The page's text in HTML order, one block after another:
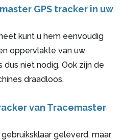
GPS tracker in uw
kunt u hem eenvoudig
oppervlakte van uw
dus niet nodig. Ook zijn de
draadloos.
van Tracemaster
geleverd, maar